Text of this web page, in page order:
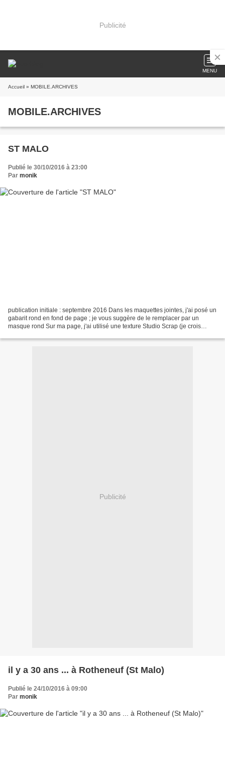
Publicité
MENU
Accueil » MOBILE.ARCHIVES
MOBILE.ARCHIVES
ST MALO
Publié le 30/10/2016 à 23:00
Par monik
publication initiale : septembre 2016 Dans les maquettes jointes, j'ai posé un
gabarit rond en fond de page ; je vous suggère de le remplacer par un
masque rond Sur ma page, j'ai utilisé une texture Studio Scrap (je crois
Publicité
il y a 30 ans ... à Rotheneuf (St Malo)
Publié le 24/10/2016 à 09:00
Par monik